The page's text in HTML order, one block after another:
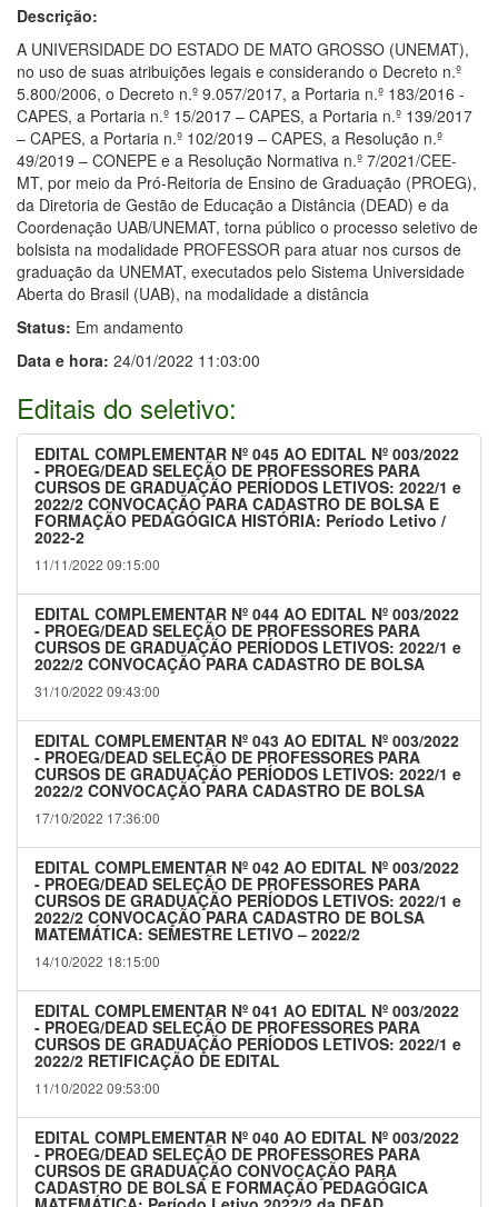
Descrição:
A UNIVERSIDADE DO ESTADO DE MATO GROSSO (UNEMAT),
no uso de suas atribuições legais e considerando o Decreto n.º
5.800/2006, o Decreto n.º 9.057/2017, a Portaria n.º 183/2016 -
CAPES, a Portaria n.º 15/2017 – CAPES, a Portaria n.º 139/2017
– CAPES, a Portaria n.º 102/2019 – CAPES, a Resolução n.º
49/2019 – CONEPE e a Resolução Normativa n.º 7/2021/CEE-
MT, por meio da Pró-Reitoria de Ensino de Graduação (PROEG),
da Diretoria de Gestão de Educação a Distância (DEAD) e da
Coordenação UAB/UNEMAT, torna público o processo seletivo de
bolsista na modalidade PROFESSOR para atuar nos cursos de
graduação da UNEMAT, executados pelo Sistema Universidade
Aberta do Brasil (UAB), na modalidade a distância
Status: Em andamento
Data e hora: 24/01/2022 11:03:00
Editais do seletivo:
EDITAL COMPLEMENTAR Nº 045 AO EDITAL Nº 003/2022
- PROEG/DEAD SELEÇÃO DE PROFESSORES PARA
CURSOS DE GRADUAÇÃO PERÍODOS LETIVOS: 2022/1 e
2022/2 CONVOCAÇÃO PARA CADASTRO DE BOLSA E
FORMAÇÃO PEDAGÓGICA HISTÓRIA: Período Letivo /
2022-2
11/11/2022 09:15:00
EDITAL COMPLEMENTAR Nº 044 AO EDITAL Nº 003/2022
- PROEG/DEAD SELEÇÃO DE PROFESSORES PARA
CURSOS DE GRADUAÇÃO PERÍODOS LETIVOS: 2022/1 e
2022/2 CONVOCAÇÃO PARA CADASTRO DE BOLSA
31/10/2022 09:43:00
EDITAL COMPLEMENTAR Nº 043 AO EDITAL Nº 003/2022
- PROEG/DEAD SELEÇÃO DE PROFESSORES PARA
CURSOS DE GRADUAÇÃO PERÍODOS LETIVOS: 2022/1 e
2022/2 CONVOCAÇÃO PARA CADASTRO DE BOLSA
17/10/2022 17:36:00
EDITAL COMPLEMENTAR Nº 042 AO EDITAL Nº 003/2022
- PROEG/DEAD SELEÇÃO DE PROFESSORES PARA
CURSOS DE GRADUAÇÃO PERÍODOS LETIVOS: 2022/1 e
2022/2 CONVOCAÇÃO PARA CADASTRO DE BOLSA
MATEMÁTICA: SEMESTRE LETIVO – 2022/2
14/10/2022 18:15:00
EDITAL COMPLEMENTAR Nº 041 AO EDITAL Nº 003/2022
- PROEG/DEAD SELEÇÃO DE PROFESSORES PARA
CURSOS DE GRADUAÇÃO PERÍODOS LETIVOS: 2022/1 e
2022/2 RETIFICAÇÃO DE EDITAL
11/10/2022 09:53:00
EDITAL COMPLEMENTAR Nº 040 AO EDITAL Nº 003/2022
- PROEG/DEAD SELEÇÃO DE PROFESSORES PARA
CURSOS DE GRADUAÇÃO CONVOCAÇÃO PARA
CADASTRO DE BOLSA E FORMAÇÃO PEDAGÓGICA